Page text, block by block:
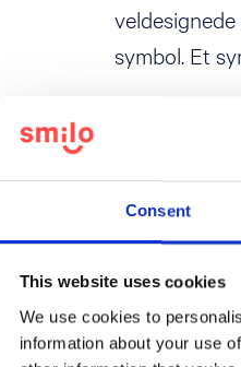
Consent
This website uses cookies
We use cookies to
information about your use
symbol. Et
Derfor er